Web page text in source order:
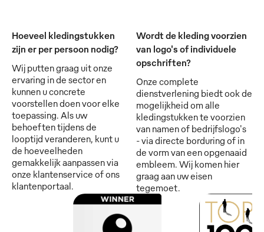
Hoeveel kledingstukken
zijn er per persoon nodig?
Wij putten graag uit onze
ervaring in de sector en
kunnen u concrete
voorstellen doen voor elke
toepassing. Als uw
behoeften tijdens de
looptijd veranderen, kunt u
de hoeveelheden
gemakkelijk aanpassen via
onze klantenservice of ons
klantenportaal.
Wordt de kleding voorzien
van logo's of individuele
opschriften?
Onze complete
dienstverlening biedt ook de
mogelijkheid om alle
kledingstukken te voorzien
van namen of bedrijfslogo's
- via directe borduring of in
de vorm van een opgenaaid
embleem. Wij komen hier
graag aan uw eisen
tegemoet.